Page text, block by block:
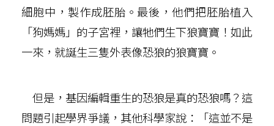
細胞中，製作成胚胎。最後，他們把胚胎植入
「狗媽媽」的子宮裡，讓牠們生下狼寶寶！如此
一來，就誕生三隻外表像恐狼的狼寶寶。
但是，基因編輯重生的恐狼是真的恐狼嗎？這
問題引起學界爭議，其他科學家說：「這並不是